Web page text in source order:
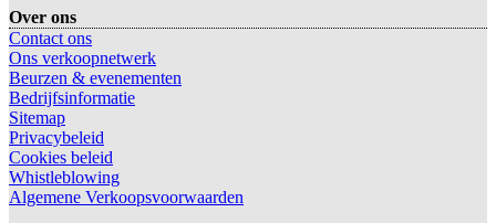
Over ons
Contact ons
Ons verkoopnetwerk
Beurzen & evenementen
Bedrijfsinformatie
Sitemap
Privacybeleid
Cookies beleid
Whistleblowing
Algemene Verkoopsvoorwaarden